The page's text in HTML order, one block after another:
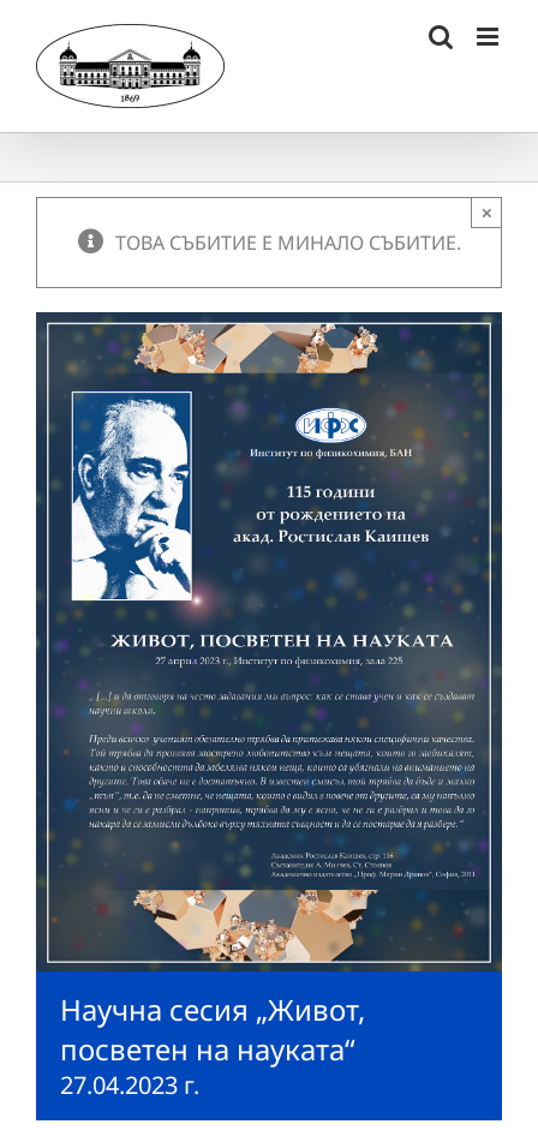
content
ТОВА СЪБИТИЕ Е МИНАЛО СЪБИТИЕ.
×
Научна сесия „Живот,
посветен на науката“
27.04.2023 г.